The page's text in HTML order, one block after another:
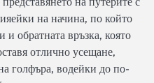
на начина, по който
и обратната връзка, която
отлично усещане,
голфъра, водейки до по-